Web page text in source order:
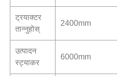
ट्रयाक्टर
तान्नुहोस्
2400mm
उत्पादन
स्ट्याकर
6000mm